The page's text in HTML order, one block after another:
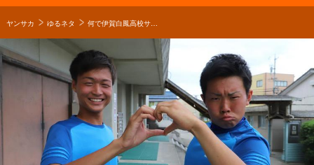
ヤンサカ ゆるネタ 何で伊賀白鳳高校サッカー部を選んだの？「攻撃的なサッカーがかっこいいと感じた」